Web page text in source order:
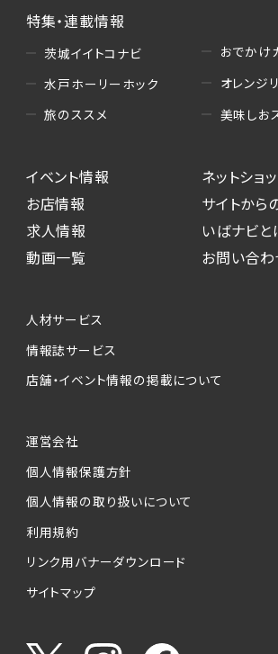
特集・連載情報
茨城イイトコナビ
水戸ホーリーホック
旅のススメ
おでかけ
オレンジ
美味しお
イベント情報
お店情報
求人情報
動画一覧
ネットショ
サイトから
いばナビと
お問い合
人材サービス
情報誌サービス
店舗・イベント情報の掲載について
運営会社
個人情報保護方針
個人情報の取り扱いについて
利用規約
リンク用バナーダウンロード
サイトマップ